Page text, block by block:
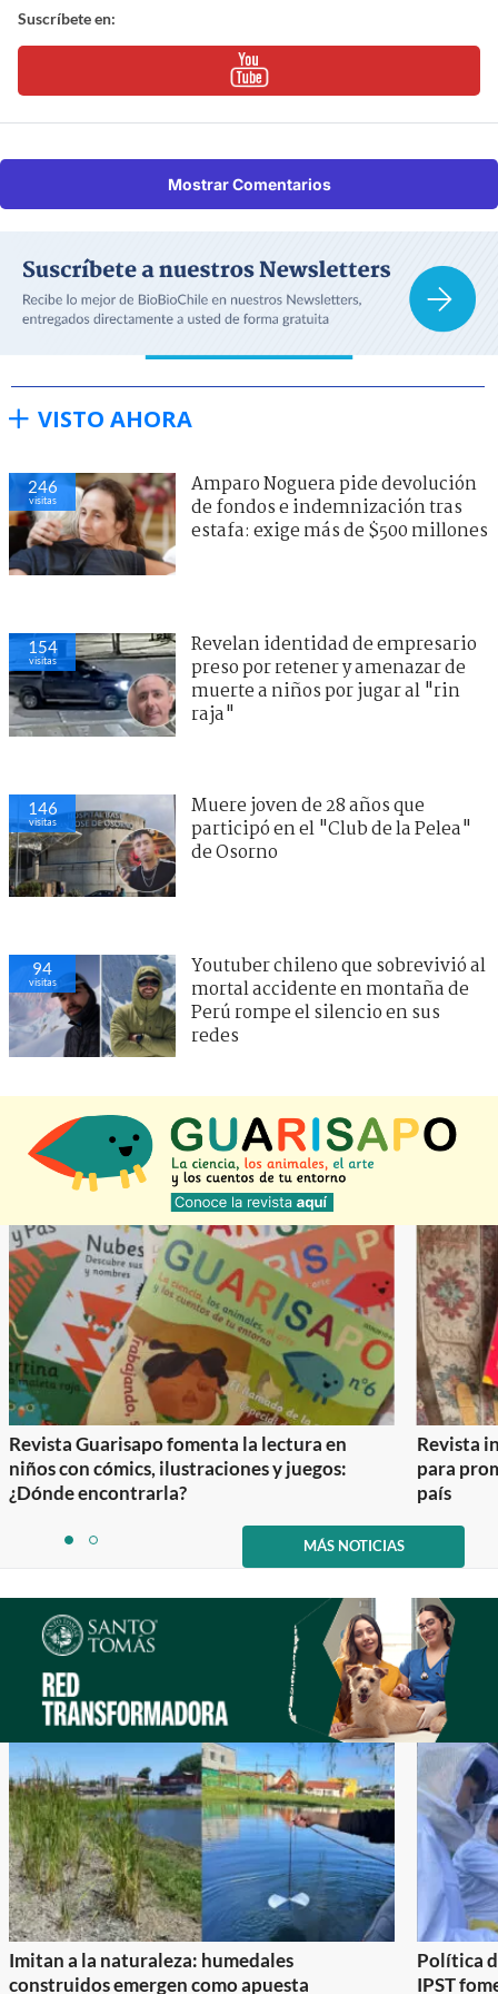
Suscríbete en:
Mostrar Comentarios
VISTO AHORA
246
visitas
Amparo Noguera pide devolución
de fondos e indemnización tras
estafa: exige más de $500 millones
154
visitas
Revelan identidad de empresario
preso por retener y amenazar de
muerte a niños por jugar al "rin
raja"
146
visitas
Muere joven de 28 años que
participó en el "Club de la Pelea"
de Osorno
94
visitas
Youtuber chileno que sobrevivió al
mortal accidente en montaña de
Perú rompe el silencio en sus
redes
Revista Guarisapo fomenta la lectura en
niños con cómics, ilustraciones y juegos:
¿Dónde encontrarla?
Revista
para
país
itemitem
2
MÁS NOTICIAS
Imitan a la naturaleza: humedales
construidos emergen como apuesta
Política
IPST